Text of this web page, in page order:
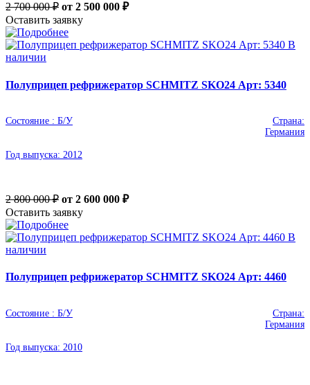
2 700 000 ₽ от 2 500 000 ₽
Оставить заявку
В
наличии
Полуприцеп рефрижератор SCHMITZ SKO24 Арт: 5340
Состояние : Б/У
Страна:
Германия
Год выпуска: 2012
2 800 000 ₽ от 2 600 000 ₽
Оставить заявку
В
наличии
Полуприцеп рефрижератор SCHMITZ SKO24 Арт: 4460
Состояние : Б/У
Страна:
Германия
Год выпуска: 2010